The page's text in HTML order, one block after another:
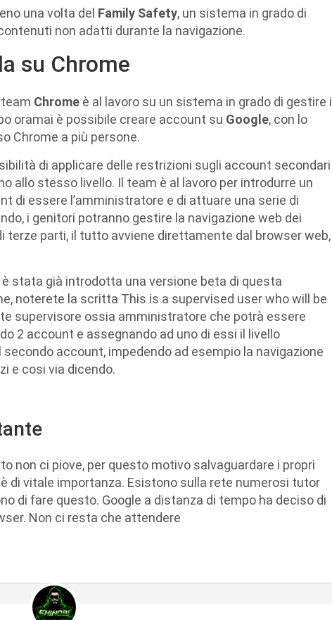
una volta del Family Safety, un sistema in grado di
non adatti durante la navigazione.
su Chrome
Chrome è al lavoro su un sistema in grado di gestire i
oramai è possibile creare account su Google, con lo
Chrome a più persone.
di applicare delle restrizioni sugli account secondari
allo stesso livello. Il team è al lavoro per introdurre un
di essere l’amministratore e di attuare una serie di
i genitori potranno gestire la navigazione web dei
terze parti, il tutto avviene direttamente dal browser web,
è stata già introdotta una versione beta di questa
noterete la scritta This is a supervised user who will be
supervisore ossia amministratore che potrà essere
2 account e assegnando ad uno di essi il livello
account, impedendo ad esempio la navigazione
e cosi via dicendo.
non ci piove, per questo motivo salvaguardare i propri
di vitale importanza. Esistono sulla rete numerosi tutor
di fare questo. Google a distanza di tempo ha deciso di
Non ci resta che attendere